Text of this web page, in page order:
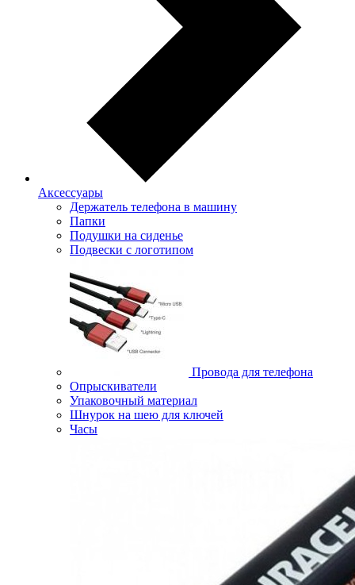
Аксессуары
Держатель телефона в машину
Папки
Подушки на сиденье
Подвески с логотипом
Провода для телефона
Опрыскиватели
Упаковочный материал
Шнурок на шею для ключей
Часы